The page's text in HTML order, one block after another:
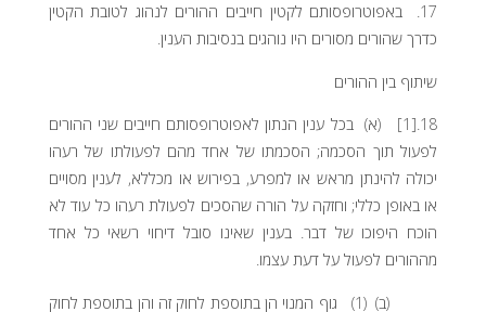
17. באפוטרופסותם לקטין חייבים ההורים לנהוג לטובת הקטין
כדרך שהורים מסורים היו נוהגים בנסיבות הענין.
שיתוף בין ההורים
18.[1] (א) בכל ענין הנתון לאפוטרופסותם חייבים שני ההורים
לפעול תוך הסכמה; הסכמתו של אחד מהם לפעולתו של רעהו
יכולה להינתן מראש או למפרע, בפירוש או מכללא, לענין מסויים
או באופן כללי; וחזקה על הורה שהסכים לפעולת רעהו כל עוד לא
הוכח היפוכו של דבר. בענין שאינו סובל דיחוי רשאי כל אחד
מההורים לפעול על דעת עצמו.
(ב) (1) גוף המנוי הן בתוספת לחוק זה והן בתוספת לחוק